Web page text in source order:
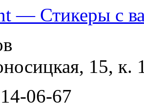
— Стикеры с
15, к.
06-67